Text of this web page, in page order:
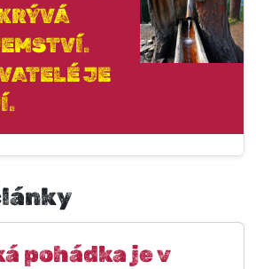
JE
pohádka je v